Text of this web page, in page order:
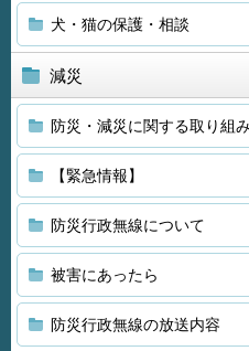
犬・猫の保護・相談
減災
防災・減災に関する取り組
【緊急情報】
防災行政無線について
被害にあったら
防災行政無線の放送内容